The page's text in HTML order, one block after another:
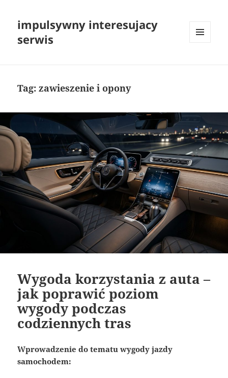
impulsywny interesujacy
serwis
Tag:zawieszenie i opony
Wygoda korzystania z auta –
jak poprawić poziom
wygody podczas
codziennych tras
Wprowadzenie do tematu wygody jazdy
samochodem: